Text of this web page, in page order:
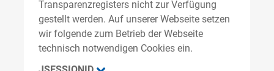
Transparenzregisters nicht zur Verfügung
gestellt werden. Auf unserer Webseite setzen
wir folgende zum Betrieb der Webseite
technisch notwendigen Cookies ein.